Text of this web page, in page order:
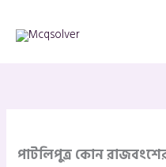
content
পাটলিপুত্র কোন